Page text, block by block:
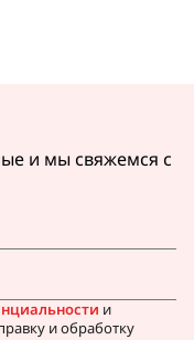
и мы свяжемся с
и
и обработку